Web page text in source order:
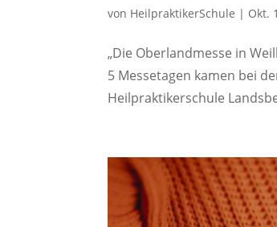
von HeilpraktikerSchule | Okt.
„Die Oberlandmesse in
5 Messetagen kamen bei
Heilpraktikerschule